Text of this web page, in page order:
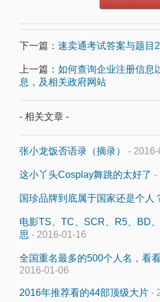
下一篇： 速卖通考试答案与题目
上一篇： 如何查询企业注册信息
息，及相关政府网站
- 相关文章 -
张小龙饭否语录（摘录） -
这小丫头Cosplay舞跳的太好了 -
国珍品牌到底属于国家还是个人
电影TS、TC、SCR、R5、BD
思 - 2016-01-16
全国重名最多的500个人名，看
2016-01-06
2016年推荐看的44部顶级大片 -